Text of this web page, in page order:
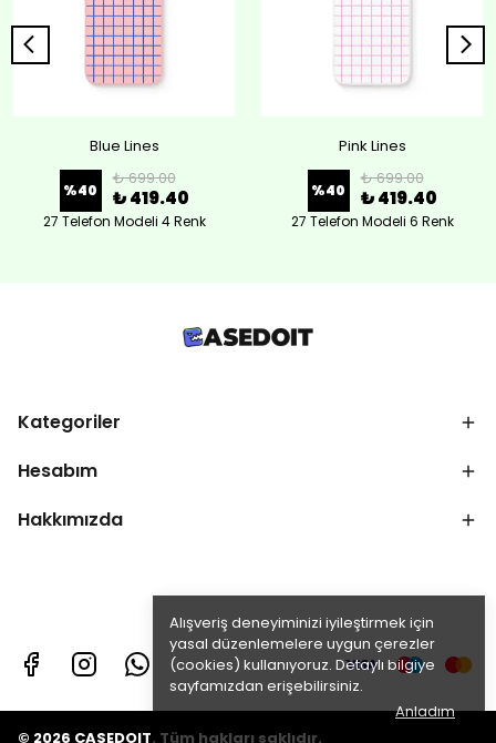
Alışveriş deneyiminizi iyileştirmek için
yasal düzenlemelere uygun çerezler
(cookies) kullanıyoruz. Detaylı bilgiye
sayfamızdan erişebilirsiniz.
Anladım
Blue Lines
%40
₺ 699.00
₺ 419.40
27 Telefon Modeli 4 Renk
Pink Lines
%40
₺ 699.00
₺ 419.40
27 Telefon Modeli 6 Renk
Kategoriler
Hesabım
Hakkımızda
© 2026 CASEDOIT. Tüm hakları saklıdır.